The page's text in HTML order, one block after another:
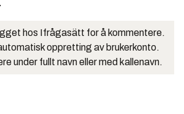
hos Ifrågasätt for å kommentere.
oppretting av brukerkonto.
under fullt navn eller med kallenavn.